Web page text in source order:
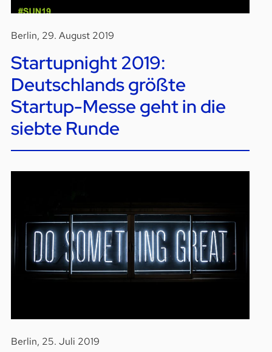
Berlin, 29. August 2019
Startupnight 2019:
Deutschlands größte
Startup-Messe geht in die
siebte Runde
Berlin, 25. Juli 2019